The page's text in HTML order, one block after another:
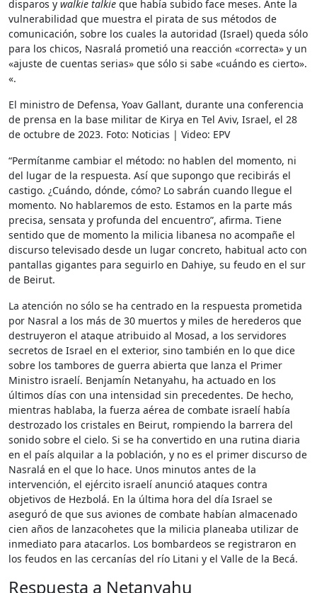
disparos y walkie talkie que había subido face meses. Ante la
vulnerabilidad que muestra el pirata de sus métodos de
comunicación, sobre los cuales la autoridad (Israel) queda sólo
para los chicos, Nasralá prometió una reacción «correcta» y un
«ajuste de cuentas serias» que sólo si sabe «cuándo es cierto».
«.
El ministro de Defensa, Yoav Gallant, durante una conferencia
de prensa en la base militar de Kirya en Tel Aviv, Israel, el 28
de octubre de 2023. Foto: Noticias | Video: EPV
“Permítanme cambiar el método: no hablen del momento, ni
del lugar de la respuesta. Así que supongo que recibirás el
castigo. ¿Cuándo, dónde, cómo? Lo sabrán cuando llegue el
momento. No hablaremos de esto. Estamos en la parte más
precisa, sensata y profunda del encuentro”, afirma. Tiene
sentido que de momento la milicia libanesa no acompañe el
discurso televisado desde un lugar concreto, habitual acto con
pantallas gigantes para seguirlo en Dahiye, su feudo en el sur
de Beirut.
La atención no sólo se ha centrado en la respuesta prometida
por Nasral a los más de 30 muertos y miles de herederos que
destruyeron el ataque atribuido al Mosad, a los servidores
secretos de Israel en el exterior, sino también en lo que dice
sobre los tambores de guerra abierta que lanza el Primer
Ministro israelí. Benjamín Netanyahu, ha actuado en los
últimos días con una intensidad sin precedentes. De hecho,
mientras hablaba, la fuerza aérea de combate israelí había
destrozado los cristales en Beirut, rompiendo la barrera del
sonido sobre el cielo. Si se ha convertido en una rutina diaria
en el país alquilar a la población, y no es el primer discurso de
Nasralá en el que lo hace. Unos minutos antes de la
intervención, el ejército israelí anunció ataques contra
objetivos de Hezbolá. En la última hora del día Israel se
aseguró de que sus aviones de combate habían almacenado
cien años de lanzacohetes que la milicia planeaba utilizar de
inmediato para atacarlos. Los bombardeos se registraron en
los feudos en las cercanías del río Litani y el Valle de la Becá.
Respuesta a Netanyahu